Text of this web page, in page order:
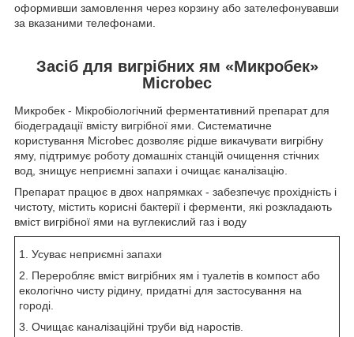
оформивши замовлення через корзину або зателефонувавши
за вказаними телефонами.
Засіб для вигрібних ям «Микробек»
Microbec
Микробек - Мікробіологічний ферментативний препарат для
біодеградації вмісту вигрібної ями. Систематичне
користування Microbec дозволяє рідше викачувати вигрібну
яму, підтримує роботу домашніх станцій очищення стічних
вод, знищує неприємні запахи і очищає каналізацію.
Препарат працює в двох напрямках - забезпечує прохідність і
чистоту, містить корисні бактерії і ферменти, які розкладають
вміст вигрібної ями на вуглекислий газ і воду
1. Усуває неприємні запахи
2. Переробляє вміст вигрібних ям і туалетів в компост або
екологічно чисту рідину, придатні для застосування на
городі.
3. Очищає каналізаційні труби від наростів.